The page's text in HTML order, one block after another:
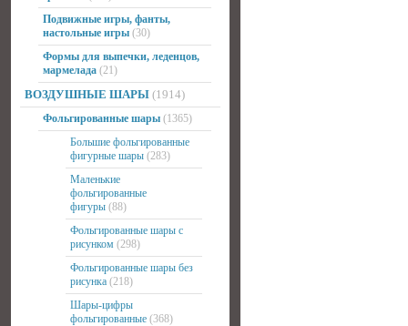
Подвижные игры, фанты,
настольные игры (30)
Формы для выпечки, леденцов,
мармелада (21)
ВОЗДУШНЫЕ ШАРЫ (1914)
Фольгированные шары (1365)
Большие фольгированные
фигурные шары (283)
Маленькие
фольгированные
фигуры (88)
Фольгированные шары с
рисунком (298)
Фольгированные шары без
рисунка (218)
Шары-цифры
фольгированные (368)